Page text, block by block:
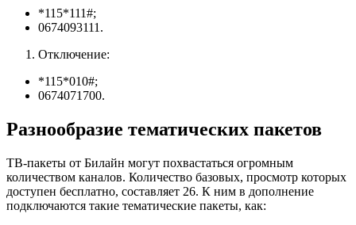
*115*111#;
0674093111.
Отключение:
*115*010#;
0674071700.
Разнообразие тематических пакетов
ТВ-пакеты от Билайн могут похвастаться огромным
количеством каналов. Количество базовых, просмотр которых
доступен бесплатно, составляет 26. К ним в дополнение
подключаются такие тематические пакеты, как: